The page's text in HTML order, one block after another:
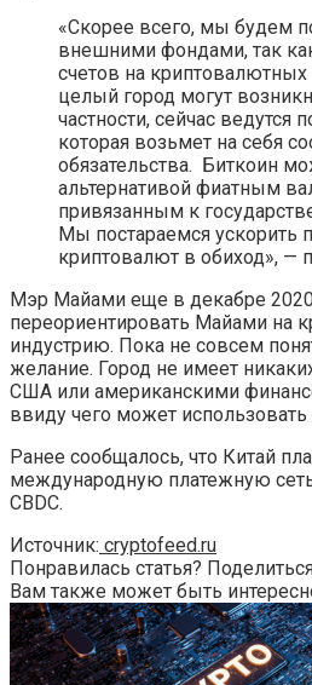
«Скорее всего, мы будем
внешними фондами, так
счетов на
целый город могут
частности, сейчас ведутся
которая возьмет на себя
обязательства. Биткоин
альтернативой фиатным
привязанным к
Мы постараемся ускорить
криптовалют в обиход», —
Мэр Майами еще в декабре 2020
переориентировать Майами на
индустрию. Пока не совсем
желание. Город не имеет
США или американскими
ввиду чего может использовать
Ранее сообщалось, что Китай
международную платежную
CBDC.
Источник: cryptofeed.ru
Понравилась статья?
Вам также может быть